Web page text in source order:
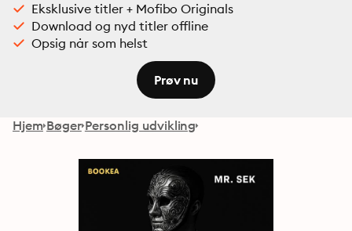
Eksklusive titler + Mofibo Originals
Download og nyd titler offline
Opsig når som helst
Prøv nu
Hjem Bøger Personlig udvikling